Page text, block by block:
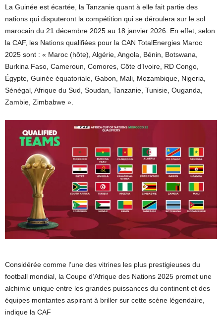
La Guinée est écartée, la Tanzanie quant à elle fait partie des
nations qui disputeront la compétition qui se déroulera sur le sol
marocain du 21 décembre 2025 au 18 janvier 2026. En effet, selon
la CAF, les Nations qualifiées pour la CAN TotalEnergies Maroc
2025 sont : « Maroc (hôte), Algérie, Angola, Bénin, Botswana,
Burkina Faso, Cameroun, Comores, Côte d’Ivoire, RD Congo,
Égypte, Guinée équatoriale, Gabon, Mali, Mozambique, Nigeria,
Sénégal, Afrique du Sud, Soudan, Tanzanie, Tunisie, Ouganda,
Zambie, Zimbabwe ».
Considérée comme l’une des vitrines les plus prestigieuses du
football mondial, la Coupe d’Afrique des Nations 2025 promet une
alchimie unique entre les grandes puissances du continent et des
équipes montantes aspirant à briller sur cette scène légendaire,
indique la CAF